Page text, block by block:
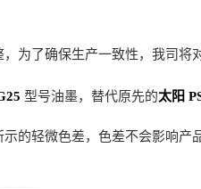
， 为了确保生产一致性，我司将
型号油墨，替代原先的太阳
的轻微色差，色差不会影响产